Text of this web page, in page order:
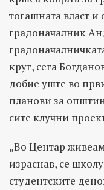
тогашната власт
градоначалник
круг, сега
добие уште во
планови за
сите клучни
„Во Центар
израснав, се
студентските